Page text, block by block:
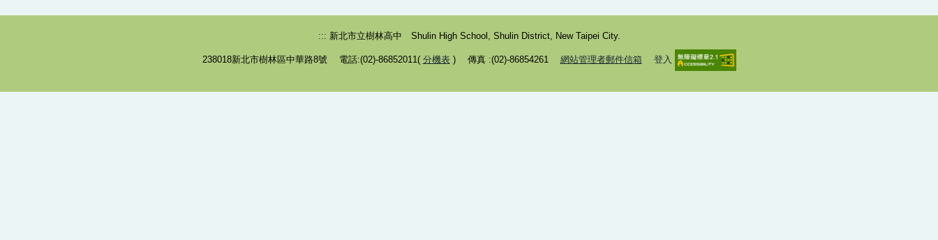
::: 新北市立樹林高中 Shulin High School, Shulin District, New Taipei City.
238018新北市樹林區中華路8號 電話:(02)-86852011( 分機表) 傳真 :(02)-86854261 網站管理者郵件信箱 登入